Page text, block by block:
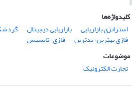
کلیدواژه‌ها
استراتژی بازاریابی
بازاریابی دیجیتال
فازی بهترین-بدترین
فازی-تاپسیس
موضوعات
تجارت الکترونیک